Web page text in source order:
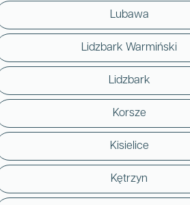
Lubawa
Lidzbark Warmiński
Lidzbark
Korsze
Kisielice
Kętrzyn